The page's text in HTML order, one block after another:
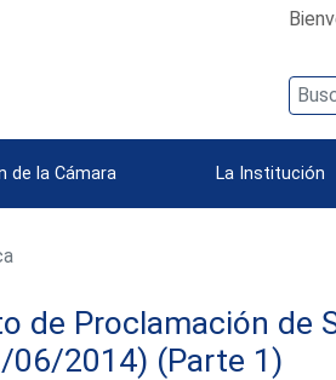
de la Cámara La Institución
de Proclamación de
06/2014) (Parte 1)